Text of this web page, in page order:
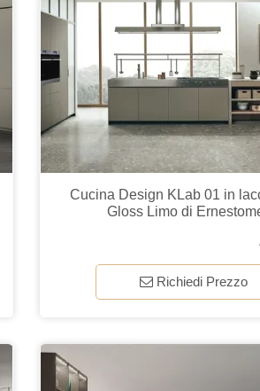
Cucina Design KLab 01 in
Gloss Limo di
Richiedi Prezzo